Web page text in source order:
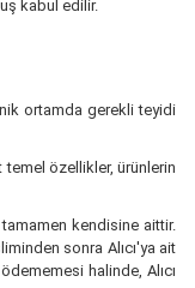
kabul edilir.
ortamda gerekli teyidi
temel özellikler, ürünlerin
tamamen kendisine aittir.
sonra Alıcı'ya ait
halinde, Alıcı